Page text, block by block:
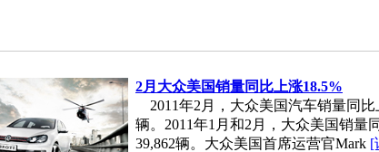
2月大众美国销量同比上涨18.5%
2011年2月，大众美国汽车销量同比
辆。2011年1月和2月，大众美国销量
39,862辆。大众美国首席运营官Mark [